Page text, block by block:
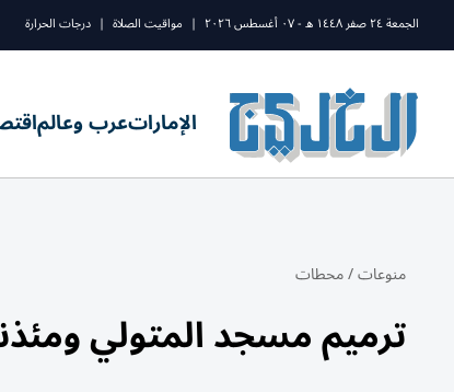
الجمعة ٢٤ صفر ١٤٤٨ ه - ٠٧ أغسطس ٢٠٢٦ | مواقيت الصلاة | درجات الحرارة
الإماراتعرب وعالم
منوعات/محطات
ترميم مسجد المتولي